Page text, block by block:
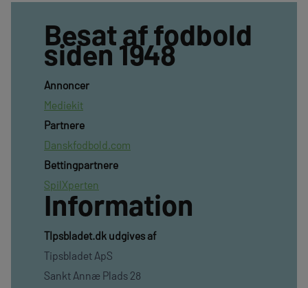
Besat af fodbold
siden 1948
Annoncer
Mediekit
Partnere
Danskfodbold.com
Bettingpartnere
SpilXperten
Information
TIpsbladet.dk udgives af
Tipsbladet ApS
Sankt Annæ Plads 28